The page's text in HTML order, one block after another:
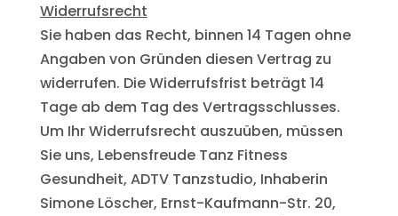
Widerrufsrecht
Sie haben das Recht, binnen 14 Tagen ohne
Angaben von Gründen diesen Vertrag zu
widerrufen. Die Widerrufsfrist beträgt 14
Tage ab dem Tag des Vertragsschlusses.
Um Ihr Widerrufsrecht auszuüben, müssen
Sie uns, Lebensfreude Tanz Fitness
Gesundheit, ADTV Tanzstudio, Inhaberin
Simone Löscher, Ernst-Kaufmann-Str. 20,